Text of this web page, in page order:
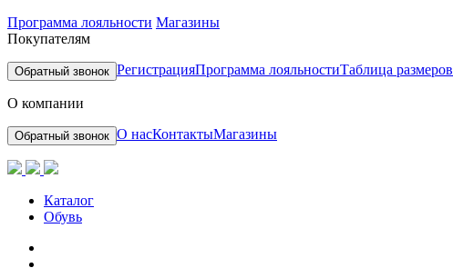
Программа лояльности Магазины
Покупателям
Обратный звонок РегистрацияПрограмма лояльностиТаблица размеров
О компании
Обратный звонок О насКонтактыМагазины
Каталог
Обувь